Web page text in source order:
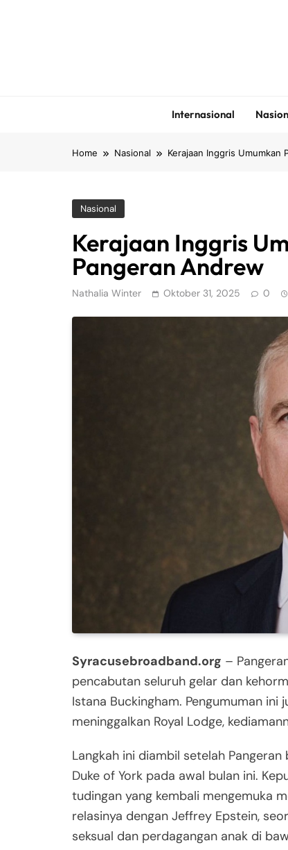
Internasional
Home Nasional Kerajaan Inggris Umumkan
Nasional
Kerajaan Inggris
Pangeran Andrew
Nathalia Winter Oktober 31, 2025 0
Syracusebroadband.org –
pencabutan seluruh gelar dan
Istana Buckingham. Pengumuman
meninggalkan Royal Lodge,
Langkah ini diambil setelah
Duke of York pada awal bulan ini.
tudingan yang kembali mengemuka
relasinya dengan Jeffrey Epstein,
seksual dan perdagangan anak di